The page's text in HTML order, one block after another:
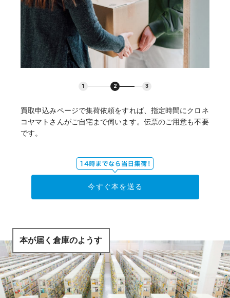
1 2 3
買取申込みページで集荷依頼をすれば、指定時間にクロネ
コヤマトさんがご自宅まで伺います。伝票のご用意も不要
です。
今すぐ本を送る
本が届く倉庫のようす